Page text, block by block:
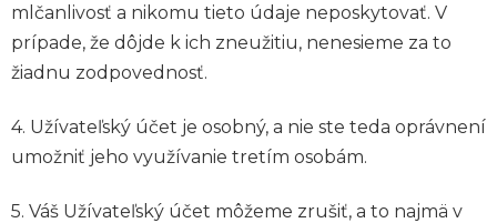
mlčanlivosť a nikomu tieto údaje neposkytovať. V
prípade, že dôjde k ich zneužitiu, nenesieme za to
žiadnu zodpovednosť.
4. Užívateľský účet je osobný, a nie ste teda oprávnení
umožniť jeho využívanie tretím osobám.
5. Váš Užívateľský účet môžeme zrušiť, a to najmä v